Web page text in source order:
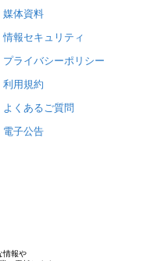
媒体資料
情報セキュリティ
プライバシーポリシー
利用規約
よくあるご質問
電子公告
情報や